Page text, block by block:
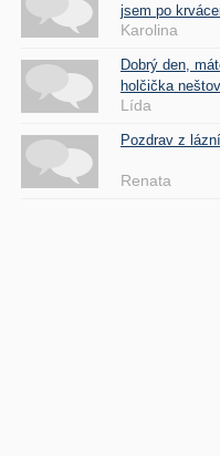
jsem po
Karolina
Dobrý den,
holčička
Lída
Pozdrav z
Renata